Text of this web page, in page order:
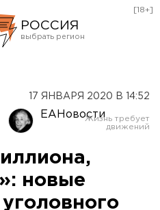
РОССИЯ
Оренбург
[18+]
17 ЯНВАРЯ 2020 В 14:52
ЕАНовости
новые